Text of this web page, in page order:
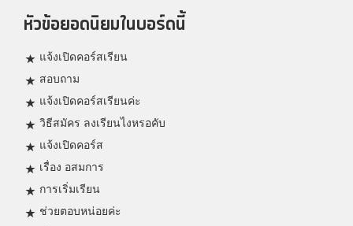
หัวข้อยอดนิยมในบอร์ดนี้
แจ้งเปิดคอร์สเรียน
สอบถาม
แจ้งเปิดคอร์สเรียนค่ะ
วิธีสมัคร ลงเรียนไงหรอคับ
แจ้งเปิดคอร์ส
เรื่อง อสมการ
การเริ่มเรียน
ช่วยตอบหน่อยค่ะ